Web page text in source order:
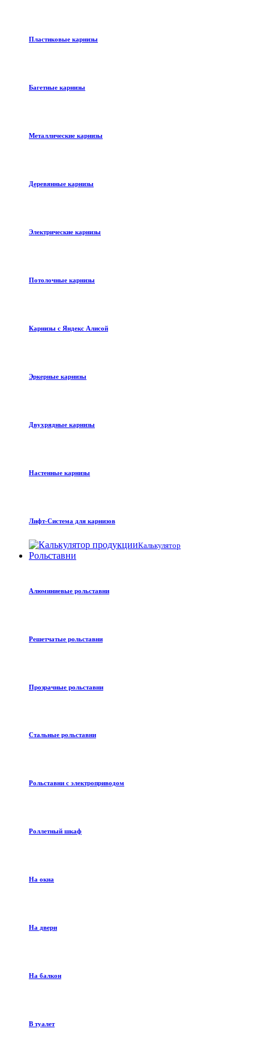
Пластиковые карнизы
Багетные карнизы
Металлические карнизы
Деревянные карнизы
Электрические карнизы
Потолочные карнизы
Карнизы с Яндекс Алисой
Эркерные карнизы
Двухрядные карнизы
Настенные карнизы
Лифт-Система для карнизов
Калькулятор
Рольставни
Алюминиевые рольставни
Решетчатые рольставни
Прозрачные рольставни
Стальные рольставни
Рольставни с электроприводом
Роллетный шкаф
На окна
На двери
На балкон
В туалет